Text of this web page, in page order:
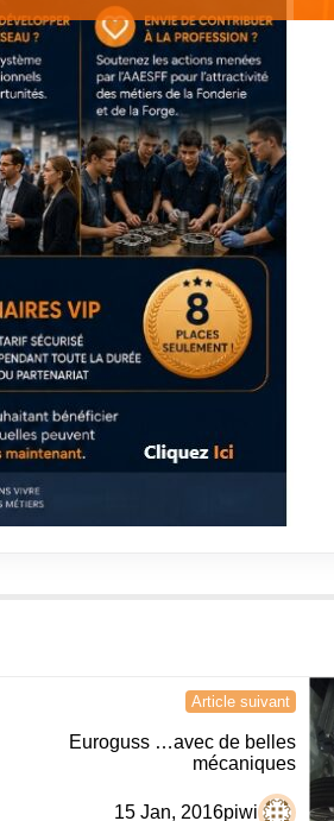
Article suivant
Euroguss …avec de belles
mécaniques
piwi
15 Jan, 2016